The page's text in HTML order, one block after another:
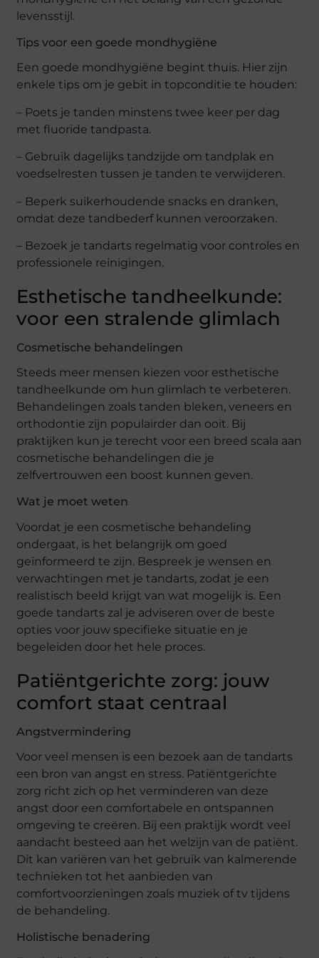
levensstijl.
Tips voor een goede mondhygiëne
Een goede mondhygiëne begint thuis. Hier zijn
enkele tips om je gebit in topconditie te houden:
– Poets je tanden minstens twee keer per dag
met fluoride tandpasta.
– Gebruik dagelijks tandzijde om tandplak en
voedselresten tussen je tanden te verwijderen.
– Beperk suikerhoudende snacks en dranken,
omdat deze tandbederf kunnen veroorzaken.
– Bezoek je tandarts regelmatig voor controles en
professionele reinigingen.
Esthetische tandheelkunde:
voor een stralende glimlach
Cosmetische behandelingen
Steeds meer mensen kiezen voor esthetische
tandheelkunde om hun glimlach te verbeteren.
Behandelingen zoals tanden bleken, veneers en
orthodontie zijn populairder dan ooit. Bij
praktijken kun je terecht voor een breed scala aan
cosmetische behandelingen die je
zelfvertrouwen een boost kunnen geven.
Wat je moet weten
Voordat je een cosmetische behandeling
ondergaat, is het belangrijk om goed
geïnformeerd te zijn. Bespreek je wensen en
verwachtingen met je tandarts, zodat je een
realistisch beeld krijgt van wat mogelijk is. Een
goede tandarts zal je adviseren over de beste
opties voor jouw specifieke situatie en je
begeleiden door het hele proces.
Patiëntgerichte zorg: jouw
comfort staat centraal
Angstvermindering
Voor veel mensen is een bezoek aan de tandarts
een bron van angst en stress. Patiëntgerichte
zorg richt zich op het verminderen van deze
angst door een comfortabele en ontspannen
omgeving te creëren. Bij een praktijk wordt veel
aandacht besteed aan het welzijn van de patiënt.
Dit kan variëren van het gebruik van kalmerende
technieken tot het aanbieden van
comfortvoorzieningen zoals muziek of tv tijdens
de behandeling.
Holistische benadering